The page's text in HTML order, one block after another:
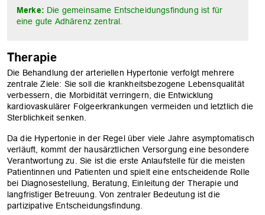
Merke: Die gemeinsame Entscheidungsfindung ist für
eine gute Adhärenz zentral.
Therapie
Die Behandlung der arteriellen Hypertonie verfolgt mehrere
zentrale Ziele: Sie soll die krankheitsbezogene Lebensqualität
verbessern, die Morbidität verringern, die Entwicklung
kardiovaskulärer Folgeerkrankungen vermeiden und letztlich die
Sterblichkeit senken.
Da die Hypertonie in der Regel über viele Jahre asymptomatisch
verläuft, kommt der hausärztlichen Versorgung eine besondere
Verantwortung zu. Sie ist die erste Anlaufstelle für die meisten
Patientinnen und Patienten und spielt eine entscheidende Rolle
bei Diagnosestellung, Beratung, Einleitung der Therapie und
langfristiger Betreuung. Von zentraler Bedeutung ist die
partizipative Entscheidungsfindung.